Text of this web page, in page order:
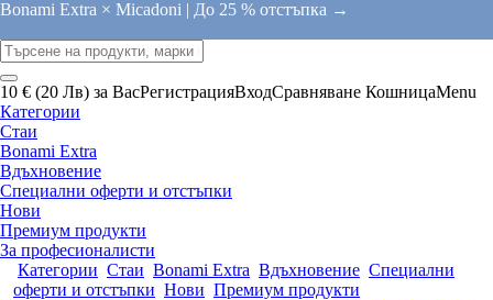
Bonami Extra × Micadoni | До 25 % отстъпка →
10 € (20 Лв) за ВасРегистрацияВходСравняване КошницаMenu
Категории
Стаи
Bonami Extra
Вдъхновение
Специални оферти и отстъпки
Нови
Премиум продукти
За професионалисти
Категории Стаи Bonami Extra Вдъхновение Специални
оферти и отстъпки Нови Премиум продукти